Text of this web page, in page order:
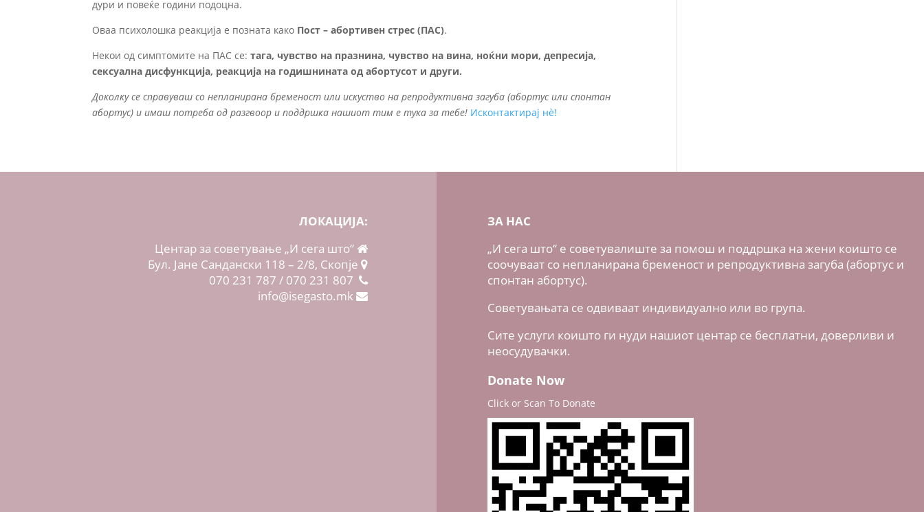
дури и повеќе години подоцна.
Оваа психолошка реакција е позната како Пост – абортивен стрес (ПАС).
Некои од симптомите на ПАС се:тага, чувство на празнина, чувство на вина, ноќни мори, депресија,
сексуална дисфункција, реакција на годишнината од абортусот и други.
Доколку се справуваш со непланирана бременост или искуство на репродуктивна загуба (абортус или спонтан
абортус) и имаш потреба од разгвоор и поддршка нашиот тим е тука за тебе! Исконтактирај нè!
ЛОКАЦИЈА:
Центар за советување „И сега што“
Бул. Јане Сандански 118 – 2/8, Скопје
070 231 787 / 070 231 807
info@isegasto.mk
ЗА НАС
„И сега што“ е советувалиште за помош и поддршка на жени коишто се
соочуваат со непланирана бременост и репродуктивна загуба (абортус и
спонтан абортус).
Советувањата се одвиваат индивидуално или во група.
Сите услуги коишто ги нуди нашиот центар се бесплатни, доверливи и
неосудувачки.
Donate Now
Click or Scan To Donate